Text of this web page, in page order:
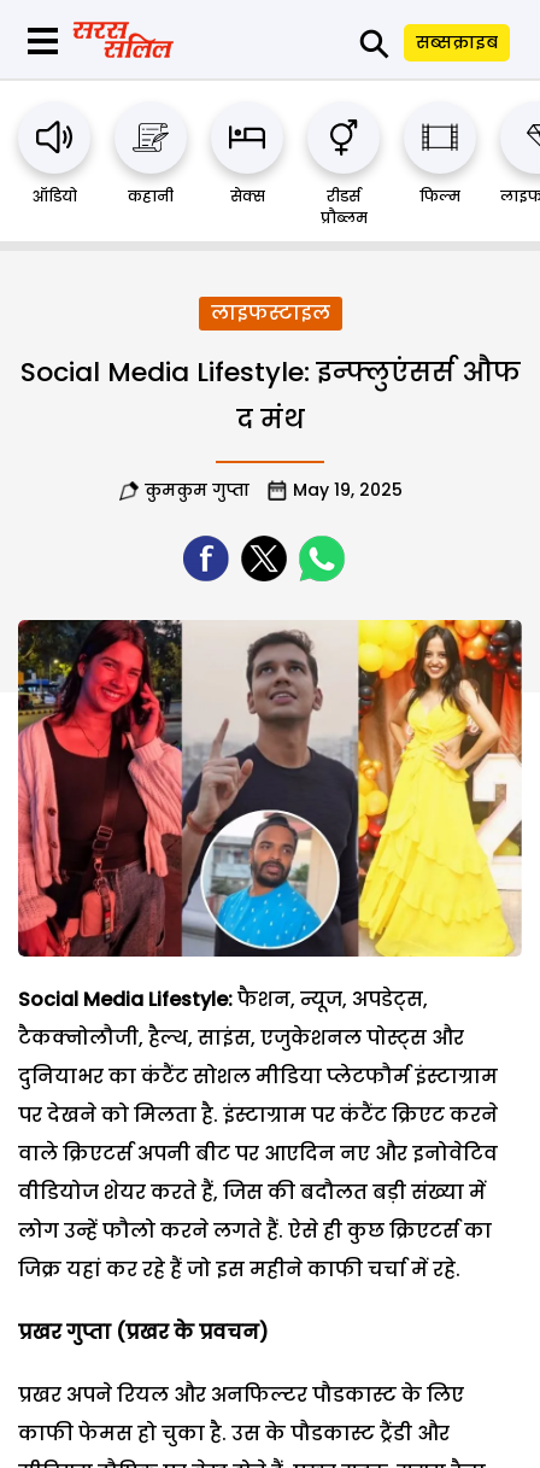
⚲ सब्सक्राइब
ऑडियो कहानी सेक्स
रीडर्स
प्रौब्लम
फिल्म
लाइफस्टाइल
Social Media Lifestyle: इन्फ्लुएंसर्स औफ
द मंथ
कुमकुम गुप्ता May 19, 2025
Social Media Lifestyle:फैशन, न्यूज, अपडेट्स,
टैकक्नोलौजी, हैल्थ, साइंस, एजुकेशनल पोस्ट्स और
दुनियाभर का कंटैंट सोशल मीडिया प्लेटफौर्म इंस्टाग्राम
पर देखने को मिलता है. इंस्टाग्राम पर कंटैंट क्रिएट करने
वाले क्रिएटर्स अपनी बीट पर आएदिन नए और इनोवेटिव
वीडियोज शेयर करते हैं, जिस की बदौलत बड़ी संख्या में
लोग उन्हें फौलो करने लगते हैं. ऐसे ही कुछ क्रिएटर्स का
जिक्र यहां कर रहे हैं जो इस महीने काफी चर्चा में रहे.
प्रखर गुप्ता (प्रखर के प्रवचन)
प्रखर अपने रियल और अनफिल्टर पौडकास्ट के लिए
काफी फेमस हो चुका है. उस के पौडकास्ट ट्रैंडी और